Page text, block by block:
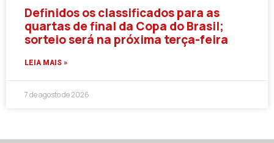
Definidos os classificados para as
quartas de final da Copa do Brasil;
sorteio será na próxima terça-feira
LEIA MAIS »
7 de agosto de 2026